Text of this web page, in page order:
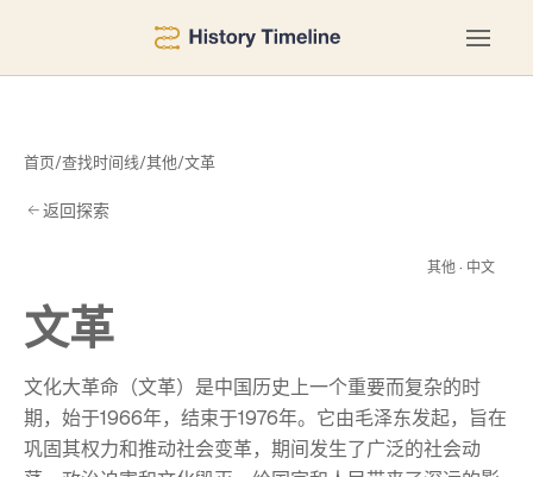
首页/查找时间线/其他/文革
返回探索
其他 · 中文
文革
文化大革命（文革）是中国历史上一个重要而复杂的时
期，始于1966年，结束于1976年。它由毛泽东发起，旨在
巩固其权力和推动社会变革，期间发生了广泛的社会动